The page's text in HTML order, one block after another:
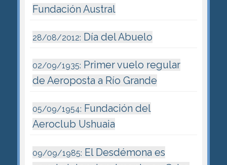
Fundación Austral
28/08/2012: Día del Abuelo
02/09/1935: Primer vuelo regular
de Aeroposta a Río Grande
05/09/1954: Fundación del
Aeroclub Ushuaia
09/09/1985: El Desdémona es